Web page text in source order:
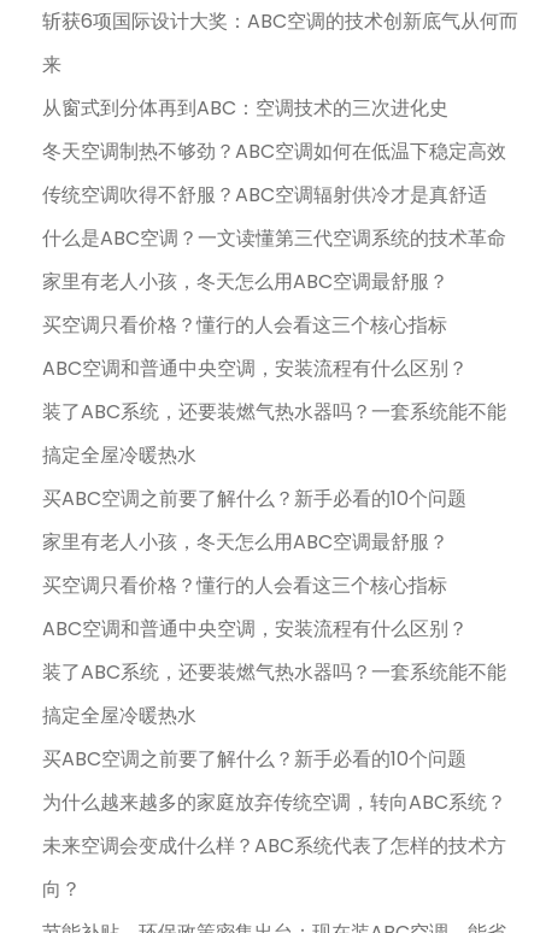
斩获6项国际设计大奖：ABC空调的技术创新底气从何而
来
从窗式到分体再到ABC：空调技术的三次进化史
冬天空调制热不够劲？ABC空调如何在低温下稳定高效
传统空调吹得不舒服？ABC空调辐射供冷才是真舒适
什么是ABC空调？一文读懂第三代空调系统的技术革命
家里有老人小孩，冬天怎么用ABC空调最舒服？
买空调只看价格？懂行的人会看这三个核心指标
ABC空调和普通中央空调，安装流程有什么区别？
装了ABC系统，还要装燃气热水器吗？一套系统能不能
搞定全屋冷暖热水
买ABC空调之前要了解什么？新手必看的10个问题
家里有老人小孩，冬天怎么用ABC空调最舒服？
买空调只看价格？懂行的人会看这三个核心指标
ABC空调和普通中央空调，安装流程有什么区别？
装了ABC系统，还要装燃气热水器吗？一套系统能不能
搞定全屋冷暖热水
买ABC空调之前要了解什么？新手必看的10个问题
为什么越来越多的家庭放弃传统空调，转向ABC系统？
未来空调会变成什么样？ABC系统代表了怎样的技术方
向？